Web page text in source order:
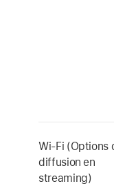
Wi-Fi (Options
diffusion en
streaming)